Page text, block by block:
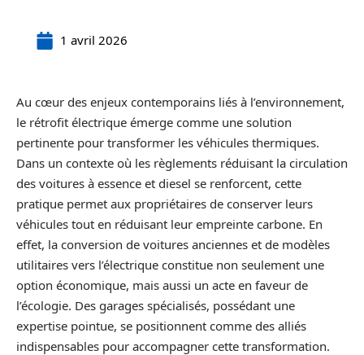
1 avril 2026
Au cœur des enjeux contemporains liés à l’environnement,
le rétrofit électrique émerge comme une solution
pertinente pour transformer les véhicules thermiques.
Dans un contexte où les règlements réduisant la circulation
des voitures à essence et diesel se renforcent, cette
pratique permet aux propriétaires de conserver leurs
véhicules tout en réduisant leur empreinte carbone. En
effet, la conversion de voitures anciennes et de modèles
utilitaires vers l’électrique constitue non seulement une
option économique, mais aussi un acte en faveur de
l’écologie. Des garages spécialisés, possédant une
expertise pointue, se positionnent comme des alliés
indispensables pour accompagner cette transformation.